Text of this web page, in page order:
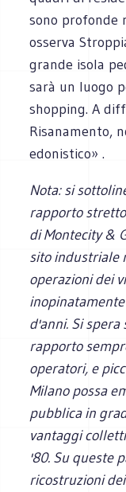
sono profonde
osserva
grande isola
sarà un luogo
shopping. A
Risanamento,
edonistico» .
Nota: si
rapporto
di Montecity &
sito industriale
operazioni dei
d'anni. Si spera
rapporto
operatori, e
Milano possa
pubblica in
vantaggi
'80. Su queste
ricostruzioni